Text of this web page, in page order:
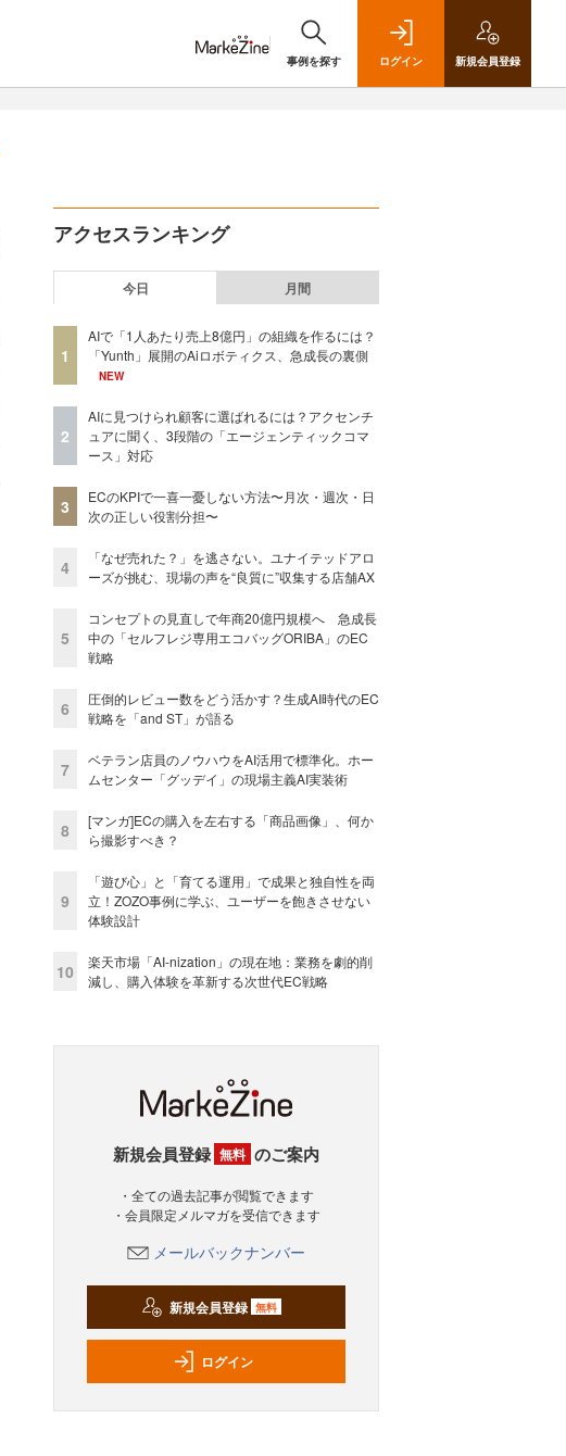
事例を探す ログイン 新規会員登録
アクセスランキング
今日 月間
1
AIで「1人あたり売上8億円」の組織を作るには？
「Yunth」展開のAiロボティクス、急成長の裏側
NEW
2
AIに見つけられ顧客に選ばれるには？アクセンチ
ュアに聞く、3段階の「エージェンティックコマ
ース」対応
3
ECのKPIで一喜一憂しない方法〜月次・週次・日
次の正しい役割分担〜
4
「なぜ売れた？」を逃さない。ユナイテッドアロ
ーズが挑む、現場の声を“良質に”収集する店舗AX
5
コンセプトの見直しで年商20億円規模へ 急成長
中の「セルフレジ専用エコバッグORIBA」のEC
戦略
6
圧倒的レビュー数をどう活かす？生成AI時代のEC
戦略を「and ST」が語る
7
ベテラン店員のノウハウをAI活用で標準化。ホー
ムセンター「グッデイ」の現場主義AI実装術
8
[マンガ]ECの購入を左右する「商品画像」、何か
ら撮影すべき？
9
「遊び心」と「育てる運用」で成果と独自性を両
立！ZOZO事例に学ぶ、ユーザーを飽きさせない
体験設計
10
楽天市場「AI-nization」の現在地：業務を劇的削
減し、購入体験を革新する次世代EC戦略
新規会員登録 無料 のご案内
・全ての過去記事が閲覧できます
・会員限定メルマガを受信できます
メールバックナンバー
新規会員登録 無料
ログイン